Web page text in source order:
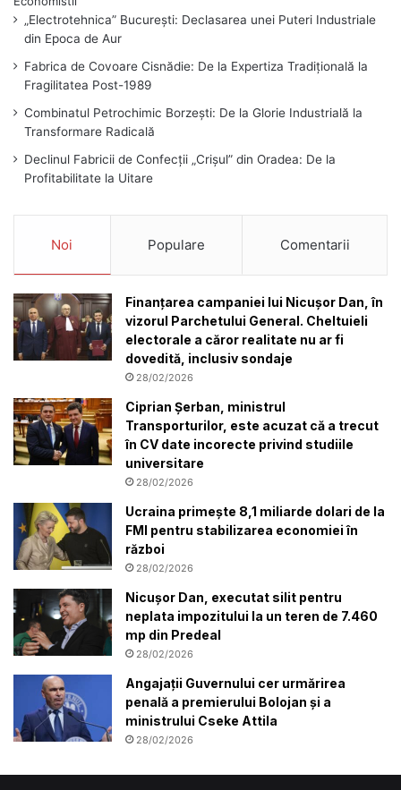
„Electrotehnica” București: Declasarea unei Puteri Industriale
din Epoca de Aur
Fabrica de Covoare Cisnădie: De la Expertiza Tradițională la
Fragilitatea Post-1989
Combinatul Petrochimic Borzești: De la Glorie Industrială la
Transformare Radicală
Declinul Fabricii de Confecții „Crișul” din Oradea: De la
Profitabilitate la Uitare
Noi Populare Comentarii
Finanțarea campaniei lui Nicușor Dan, în
vizorul Parchetului General. Cheltuieli
electorale a căror realitate nu ar fi
dovedită, inclusiv sondaje
28/02/2026
Ciprian Șerban, ministrul
Transporturilor, este acuzat că a trecut
în CV date incorecte privind studiile
universitare
28/02/2026
Ucraina primește 8,1 miliarde dolari de la
FMI pentru stabilizarea economiei în
război
28/02/2026
Nicușor Dan, executat silit pentru
neplata impozitului la un teren de 7.460
mp din Predeal
28/02/2026
Angajații Guvernului cer urmărirea
penală a premierului Bolojan și a
ministrului Cseke Attila
28/02/2026